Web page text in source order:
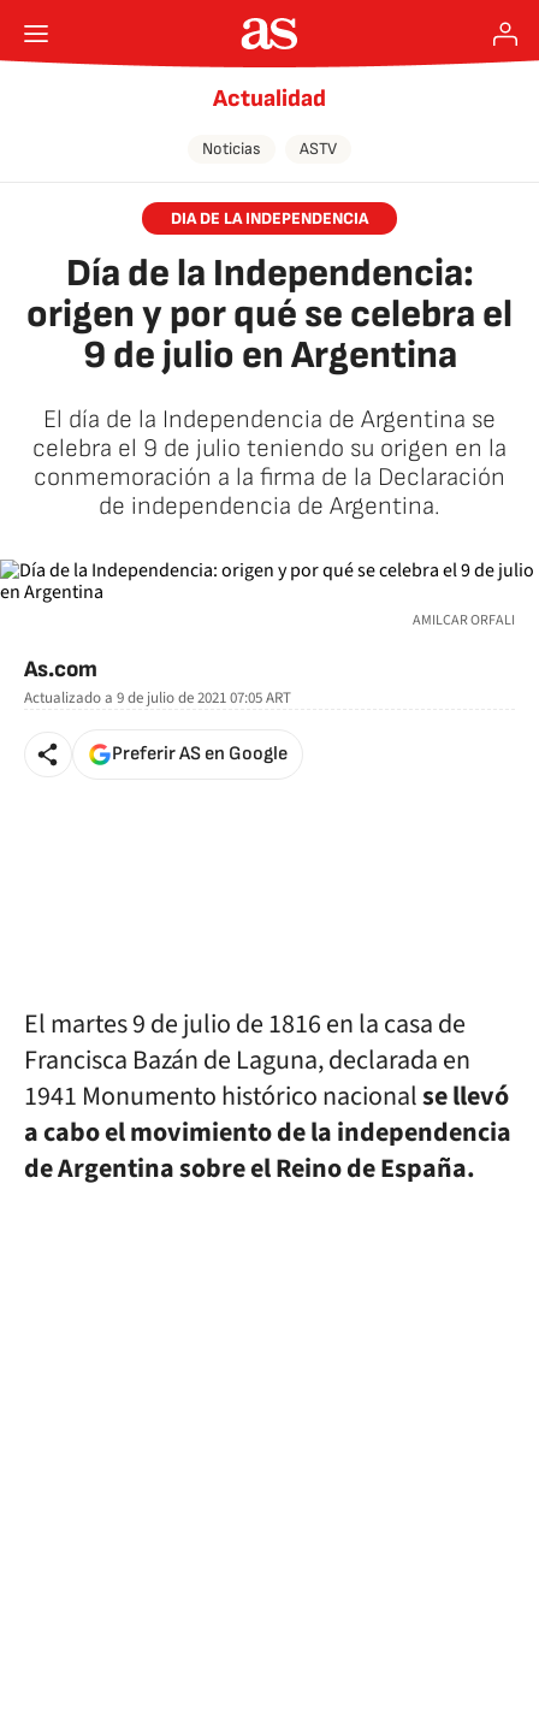
Actualidad
Noticias ASTV
DIA DE LA INDEPENDENCIA
Día de la Independencia:
origen y por qué se celebra el
9 de julio en Argentina
El día de la Independencia de Argentina se
celebra el 9 de julio teniendo su origen en la
conmemoración a la firma de la Declaración
de independencia de Argentina.
AMILCAR ORFALI
As.com
Actualizado a 9 de julio de 2021 07:05ART
Preferir AS en Google
El martes 9 de julio de 1816 en la casa de
Francisca Bazán de Laguna, declarada en
1941 Monumento histórico nacionalse llevó
a cabo el movimiento de la independencia
de Argentina sobre el Reino de España.